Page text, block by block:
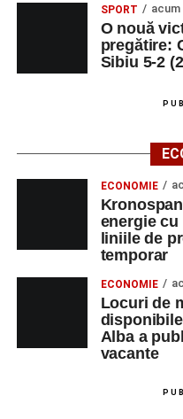
SPORT acum
O nouă
pregătire:
Sibiu 5-2
ECONOMIE
energie cu
liniile de
temporar
ECONOMIE
Locuri de
Alba a
vacante